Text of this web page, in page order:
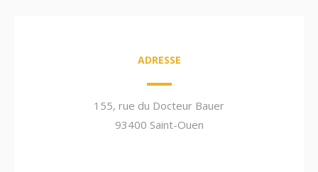
ADRESSE
155, rue du Docteur Bauer
93400 Saint-Ouen